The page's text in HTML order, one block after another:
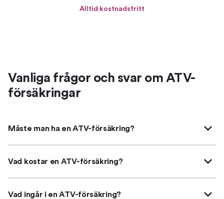
Alltid kostnadsfritt
Vanliga frågor och svar om ATV-
försäkringar
Måste man ha en ATV-försäkring?
Vad kostar en ATV-försäkring?
Vad ingår i en ATV-försäkring?